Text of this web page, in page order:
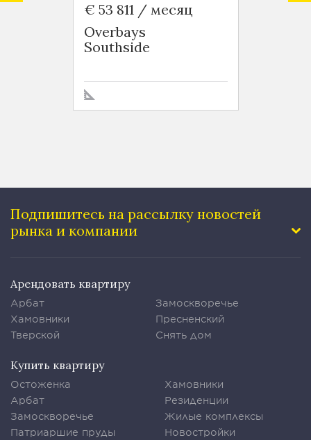
€ 53 811 / месяц
Overbays
Southside
Подпишитесь на рассылку новостей
рынка и компании
Арендовать квартиру
Арбат
Хамовники
Тверской
Замоскворечье
Пресненский
Снять дом
Купить квартиру
Остоженка
Арбат
Замоскворечье
Патриаршие пруды
Хамовники
Резиденции
Жилые комплексы
Новостройки